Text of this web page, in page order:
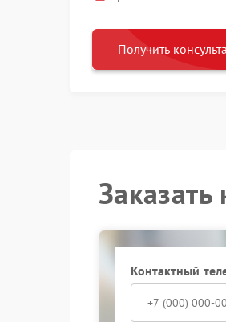
Получить
Контактный